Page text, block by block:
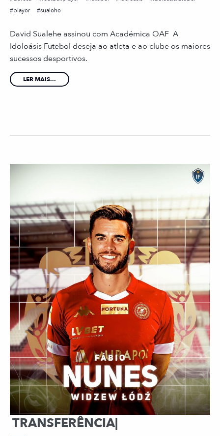
player
sualehe
David Sualehe assinou com Académica OAF A
Idoloásis Futebol deseja ao atleta e ao clube os maiores
sucessos desportivos.
LER MAIS...
TRANSFERÊNCIA|